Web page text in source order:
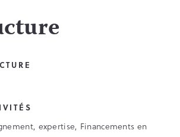
expertise, Financements en